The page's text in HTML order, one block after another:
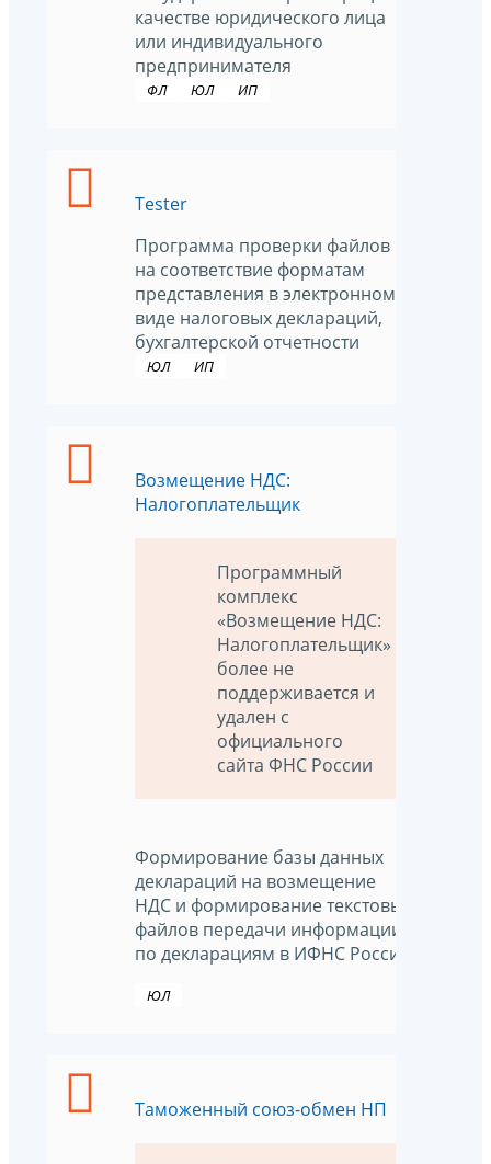
качестве юридического лица
или индивидуального
предпринимателя
ФЛ ЮЛ ИП
Tester
Программа проверки файлов
на соответствие форматам
представления в электронном
виде налоговых деклараций,
бухгалтерской отчетности
ЮЛ ИП
Возмещение НДС:
Налогоплательщик
Программный
комплекс
«Возмещение НДС:
Налогоплательщик»
более не
поддерживается и
удален с
официального
сайта ФНС России
Формирование базы данных
деклараций на возмещение
НДС и формирование текстовых
файлов передачи информации
по декларациям в ИФНС России
ЮЛ
Таможенный союз-обмен НП